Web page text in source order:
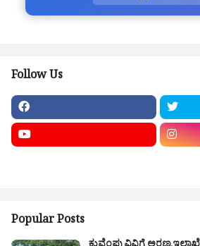
Follow Us
Popular Posts